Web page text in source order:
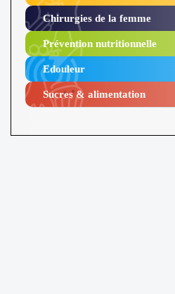
Chirurgies de la femme
Prévention nutritionnelle
Edouleur​
Sucres & alimentation​